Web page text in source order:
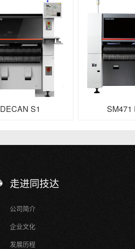
DECAN S1 SM471
走进同技达
公司简介
企业文化
发展历程